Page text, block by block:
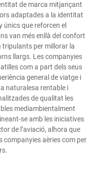
de marca mitjançant
adaptades a la identitat
únics que reforcen el
van més enllà del confort
tripulants per millorar la
llargs. Les companyies
com a part dels seus
general de viatge i
naturalesa rentable i
de qualitat les
mediambientalment
se amb les iniciatives
de l’aviació, alhora que
companyies aèries com per